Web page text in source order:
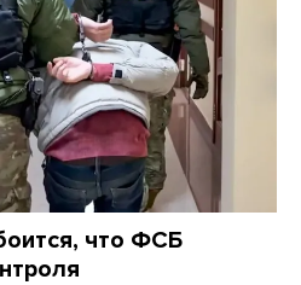
что ФСБ